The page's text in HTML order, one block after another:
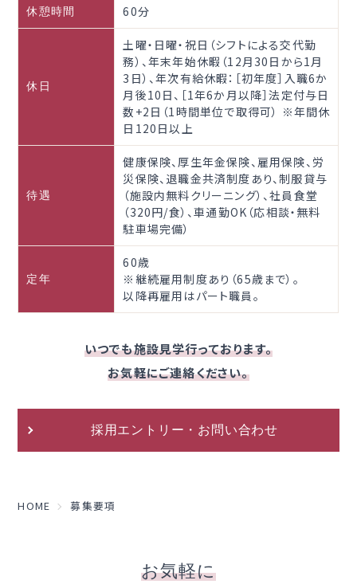
休憩時間 60分
休日
土曜・日曜・祝日（シフトによる交代勤
務）、年末年始休暇（12月30日から1月
3日）、年次有給休暇：［初年度］入職6か
月後10日、［1年6か月以降］法定付与日
数+2日（1時間単位で取得可） ※年間休
日120日以上
待遇
健康保険、厚生年金保険、雇用保険、労
災保険、退職金共済制度あり、制服貸与
（施設内無料クリーニング）、社員食堂
（320円/食）、車通勤OK（応相談・無料
駐車場完備）
定年
60歳
※継続雇用制度あり（65歳まで）。
以降再雇用はパート職員。
いつでも施設見学行っております。
お気軽にご連絡ください。
採用エントリー・お問い合わせ
HOME 募集要項
お気軽に